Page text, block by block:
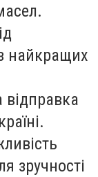
найкращих
зручності